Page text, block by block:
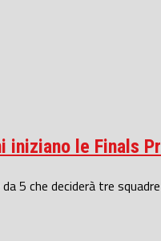
le Finals
5 che deciderà tre